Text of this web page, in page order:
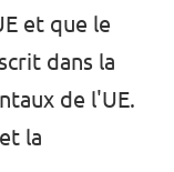
et que le
dans la
de l'UE.
la